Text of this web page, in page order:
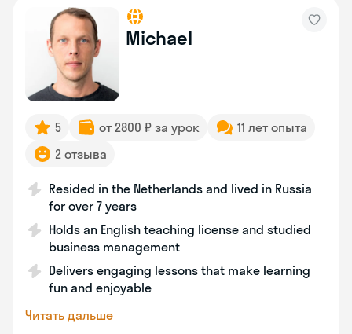
Michael
5 от 2800 ₽ за урок
11 лет опыта
2 отзыва
Resided in the Netherlands and lived in Russia
for over 7 years
Holds an English teaching license and studied
business management
Delivers engaging lessons that make learning
fun and enjoyable
Читать дальше